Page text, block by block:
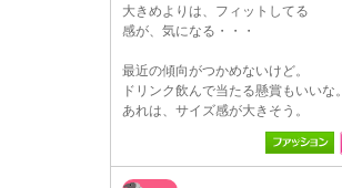
大きめよりは、フィットしてる
感が、気になる・・・
最近の傾向がつかめないけど。
ドリンク飲んで当たる懸賞もいいな。
あれは、サイズ感が大きそう。